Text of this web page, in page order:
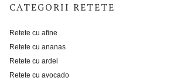
CATEGORII RETETE
Retete cu afine
Retete cu ananas
Retete cu ardei
Retete cu avocado